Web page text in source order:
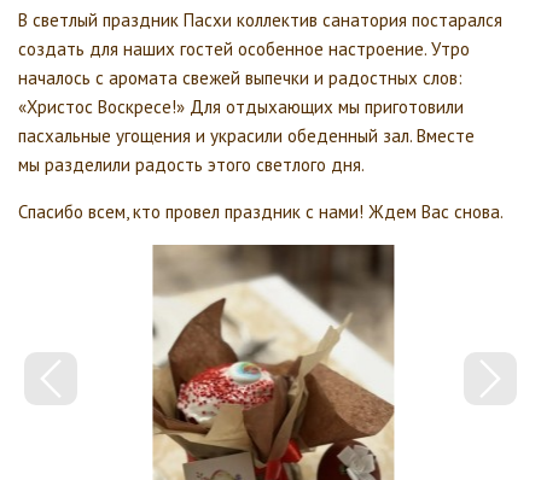
В светлый праздник Пасхи коллектив санатория постарался
создать для наших гостей особенное настроение. Утро
началось с аромата свежей выпечки и радостных слов:
«Христос Воскресе!» Для отдыхающих мы приготовили
пасхальные угощения и украсили обеденный зал. Вместе
мы разделили радость этого светлого дня.
Спасибо всем, кто провел праздник с нами! Ждем Вас снова.